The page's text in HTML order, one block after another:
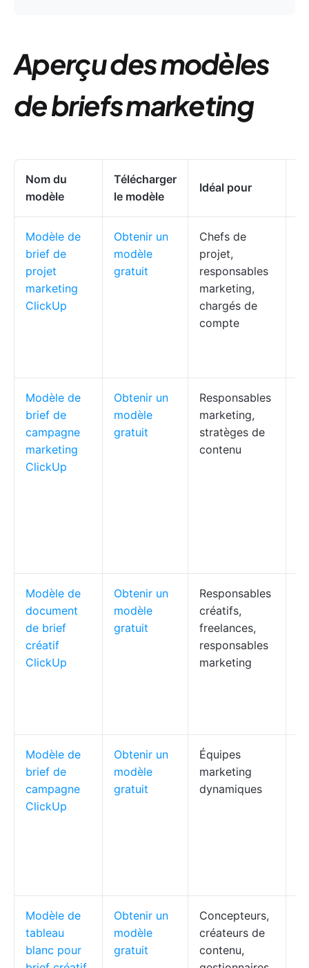
Aperçu des modèles
de briefs marketing
Nom du
modèle
Télécharger
le modèle
Idéal pour
Modèle de
brief de
projet
marketing
ClickUp
Obtenir un
modèle
gratuit
Chefs de
projet,
responsables
marketing,
chargés de
compte
Modèle de
brief de
campagne
marketing
ClickUp
Obtenir un
modèle
gratuit
Responsables
marketing,
stratèges de
contenu
Modèle de
document
de brief
créatif
ClickUp
Obtenir un
modèle
gratuit
Responsables
créatifs,
freelances,
responsables
marketing
Modèle de
brief de
campagne
ClickUp
Obtenir un
modèle
gratuit
Équipes
marketing
dynamiques
Modèle de
tableau
blanc pour
Obtenir un
modèle
gratuit
Concepteurs,
créateurs de
contenu,